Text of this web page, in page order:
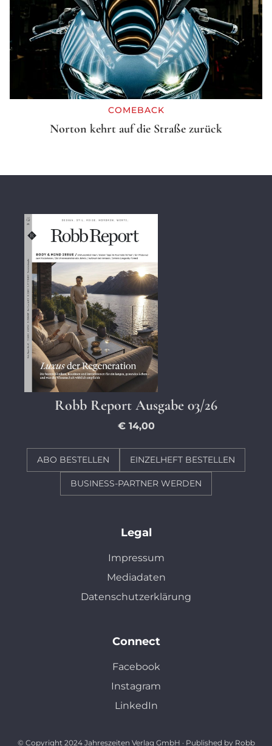
COMEBACK
Norton kehrt auf die Straße zurück
Robb Report Ausgabe 03/26
€ 14,00
ABO BESTELLEN EINZELHEFT BESTELLEN
BUSINESS-PARTNER WERDEN
Legal
Impressum
Mediadaten
Datenschutzerklärung
Connect
Facebook
Instagram
LinkedIn
© Copyright 2024 Jahreszeiten Verlag GmbH · Published by Robb